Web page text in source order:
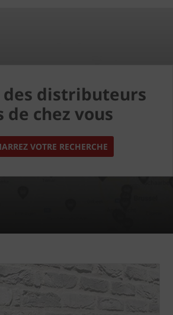
des distributeurs
de chez vous
VOTRE RECHERCHE